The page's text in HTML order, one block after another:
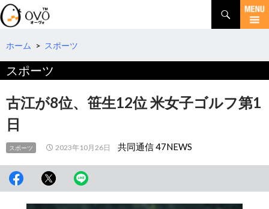
検
索
コ
テ
へ
ホーム > スポーツ
スポーツ
古江が8位、笹生12位 米女子ゴルフ第1
日
スポーツ 2023年10月26日 共同通信 47NEWS